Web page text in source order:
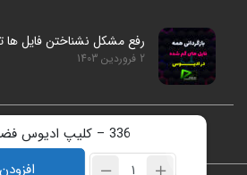
رفع مشکل نشناختن فایل
2 فروردین 1403
09186925896
336 – کلیپ ادیوس فضای سبز